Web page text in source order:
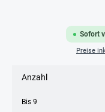
Sofort
Preise
Anzahl
Bis 9